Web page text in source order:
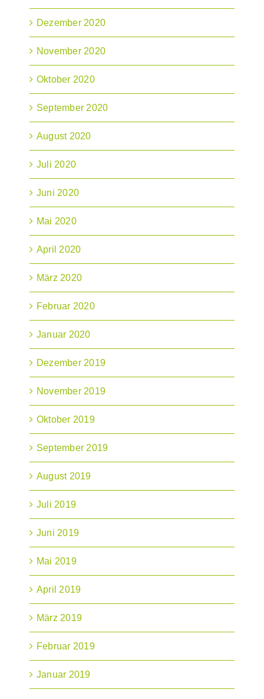
Dezember 2020
November 2020
Oktober 2020
September 2020
August 2020
Juli 2020
Juni 2020
Mai 2020
April 2020
März 2020
Februar 2020
Januar 2020
Dezember 2019
November 2019
Oktober 2019
September 2019
August 2019
Juli 2019
Juni 2019
Mai 2019
April 2019
März 2019
Februar 2019
Januar 2019